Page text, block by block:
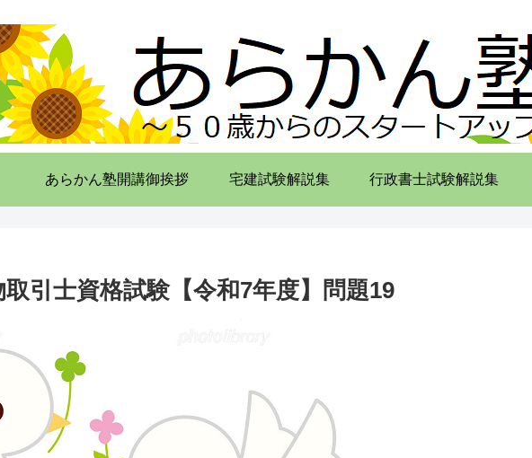
あらかん塾開講御挨拶 宅建試験解説集 行政書士試験解説集
取引士資格試験【令和7年度】問題19